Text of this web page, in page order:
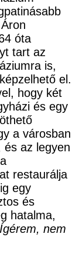
óta
tart az
is,
el.
hogy két
és egy
a városban
és az legyen
restaurálja
egy
és
hatalma,
Ígérem, nem